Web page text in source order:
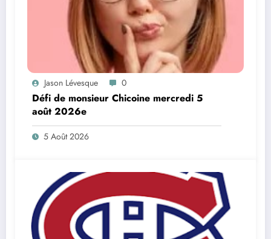
Jason Lévesque 0
Défi de monsieur Chicoine mercredi 5
août 2026e
5 Août 2026